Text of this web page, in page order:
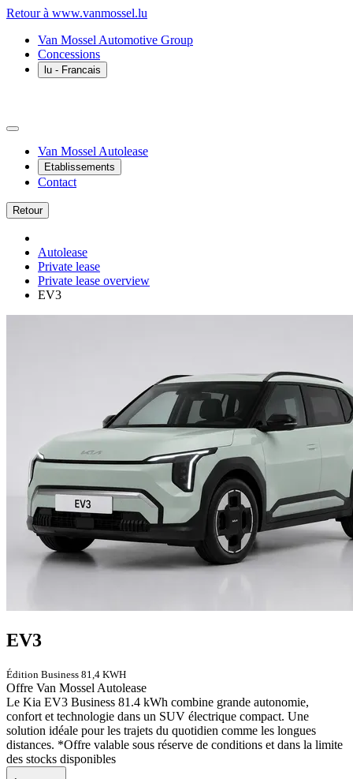
Retour à www.vanmossel.lu
Van Mossel Automotive Group
Concessions
lu - Francais
Van Mossel Autolease
Etablissements
Contact
Retour
Autolease
Private lease
Private lease overview
EV3
EV3
Édition Business 81,4 KWH
Offre Van Mossel Autolease
Le Kia EV3 Business 81.4 kWh combine grande autonomie,
confort et technologie dans un SUV électrique compact. Une
solution idéale pour les trajets du quotidien comme les longues
distances. *Offre valable sous réserve de conditions et dans la limite
des stocks disponibles